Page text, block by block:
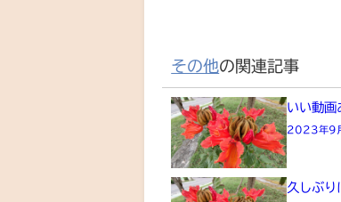
その他の関連記事
いい動画
2023年9
久しぶり